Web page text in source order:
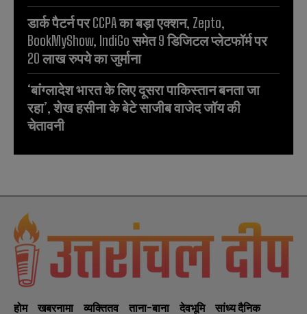
डार्क पैटर्न पर CCPA का बड़ा एक्शन, Zepto,
BookMyShow, IndiGo समेत 9 डिजिटल प्लेटफॉर्म पर
20 लाख रुपये का जुर्माना
‘बांग्लादेश भारत के लिए दूसरा पाकिस्तान बनता जा
रहा’, शेख हसीना के बेटे साजीब वाजेद जॉय की
चेतावनी
होम खबरनामा व्यक्तितव ताना-बाना देवभूमि
सांध्य दैनिक